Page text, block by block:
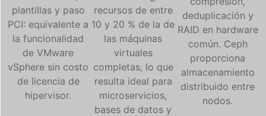
plantillas y paso
PCI: equivalente a
la funcionalidad
de VMware
vSphere sin costo
de licencia de
hipervisor.
recursos de entre
10 y 20 % de la de
las máquinas
virtuales
completas, lo que
resulta ideal para
microservicios,
bases de datos y
deduplicación y
RAID en hardware
común. Ceph
proporciona
almacenamiento
distribuido entre
nodos.